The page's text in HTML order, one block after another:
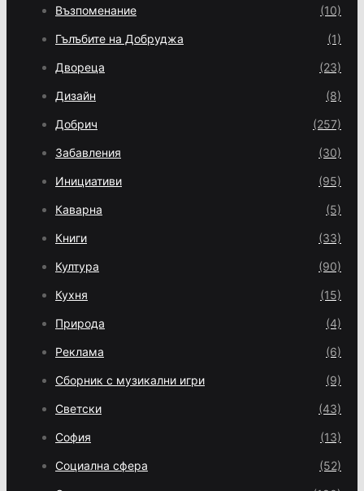
Възпоменание (10)
Гълъбите на Добруджа (1)
Двореца (23)
Дизайн (8)
Добрич (257)
Забавления (30)
Инициативи (95)
Каварна (5)
Книги (33)
Култура (90)
Кухня (15)
Природа (4)
Реклама (6)
Сборник с музикални игри (9)
Светски (43)
София (13)
Социална сфера (52)